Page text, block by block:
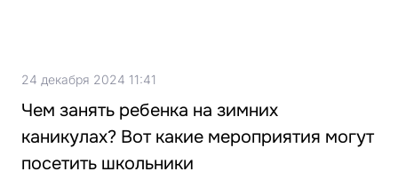
24 декабря 2024 11:41
Чем занять ребенка на зимних
каникулах? Вот какие мероприятия могут
посетить школьники